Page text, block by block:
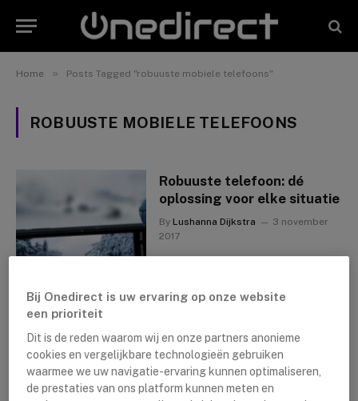
Home » Posts Tagged "robuuste mobiele telefoons"
ROBUUSTE MOBIELE TELEFOONS
Robuuste telefoon: dé
oplossing voor elke situatie
By Lushanna Dijkstra
3 november
2017
Bij Onedirect is uw ervaring op onze website
een prioriteit
Dit is de reden waarom wij en onze partners anonieme
cookies en vergelijkbare technologieën gebruiken
waarmee we uw navigatie-ervaring kunnen optimaliseren,
de prestaties van ons platform kunnen meten en